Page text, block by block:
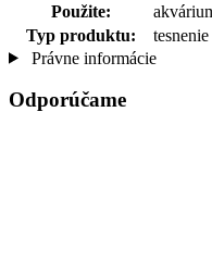
Použite:
Typ produktu:
tesnenie
Právne informácie
Odporúčame